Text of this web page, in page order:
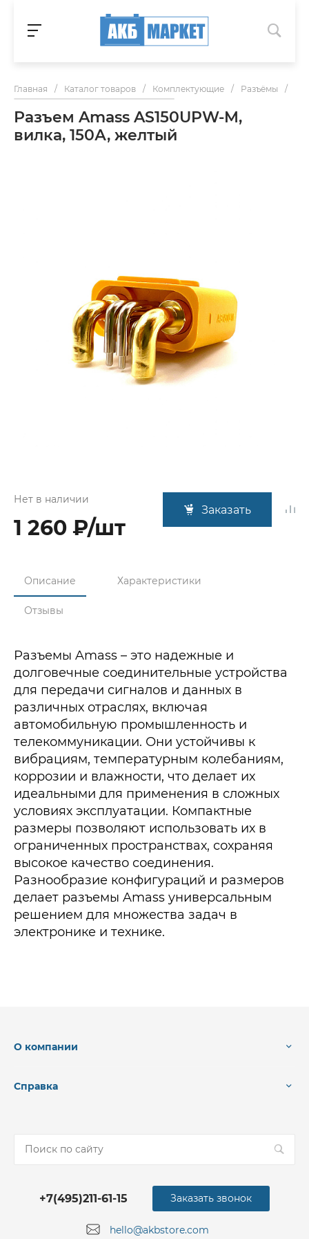
Главная / Каталог товаров / Комплектующие / Разъёмы /
Разъем Amass AS150UPW-M,
вилка, 150А, желтый
Нет в наличии
1 260 ₽/шт
Заказать
Описание Характеристики
Отзывы
Разъемы Amass – это надежные и
долговечные соединительные устройства
для передачи сигналов и данных в
различных отраслях, включая
автомобильную промышленность и
телекоммуникации. Они устойчивы к
вибрациям, температурным колебаниям,
коррозии и влажности, что делает их
идеальными для применения в сложных
условиях эксплуатации. Компактные
размеры позволяют использовать их в
ограниченных пространствах, сохраняя
высокое качество соединения.
Разнообразие конфигураций и размеров
делает разъемы Amass универсальным
решением для множества задач в
электронике и технике.
О компании
Справка
+7(495)211-61-15
hello@akbstore.com
Заказать звонок